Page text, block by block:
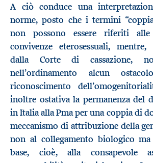
A ciò conduce una
norme, posto che i termini
non possono essere riferiti
convivenze eterosessuali,
dalla Corte di cassazione,
nell’ordinamento alcun
riconoscimento
inoltre ostativa la permanenza del
in Italia alla Pma per una coppia di
meccanismo di attribuzione della
non al collegamento biologico
base, cioè, alla consapevole